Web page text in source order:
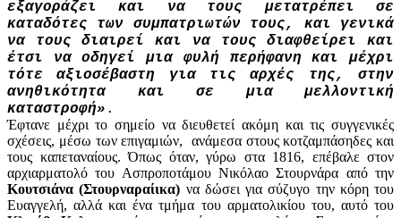
εξαγοράζει και να τους μετατρέπει σε
καταδότες των συμπατριωτών τους, και γενικά
να τους διαιρεί και να τους διαφθείρει και
έτσι να οδηγεί μια φυλή περήφανη και μέχρι
τότε αξιοσέβαστη για τις αρχές της, στην
ανηθικότητα και σε μια μελλοντική
καταστροφή» .
Έφτανε μέχρι το σημείο να διευθετεί ακόμη και τις συγγενικές
σχέσεις, μέσω των επιγαμιών, ανάμεσα στους κοτζαμπάσηδες και
τους καπεταναίους. Όπως όταν, γύρω στα 1816, επέβαλε στον
αρχιαρματολό του Ασπροποτάμου Nικόλαο Στουρνάρα από την
Κουτσιάνα (Στουρναραίικα) να δώσει για σύζυγο την κόρη του
Ευαγγελή, αλλά και ένα τμήμα του αρματολικίου του, αυτό του